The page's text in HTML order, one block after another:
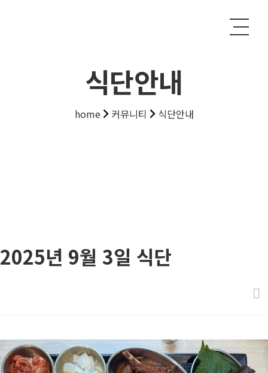
식단안내
home 커뮤니티 식단안내
2025년 9월 3일 식단